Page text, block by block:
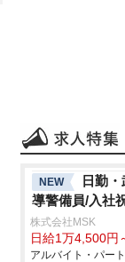
NEW
日勤
導警備員/入社
株式会社MSK
日給1万4,500円
アルバイト・パー